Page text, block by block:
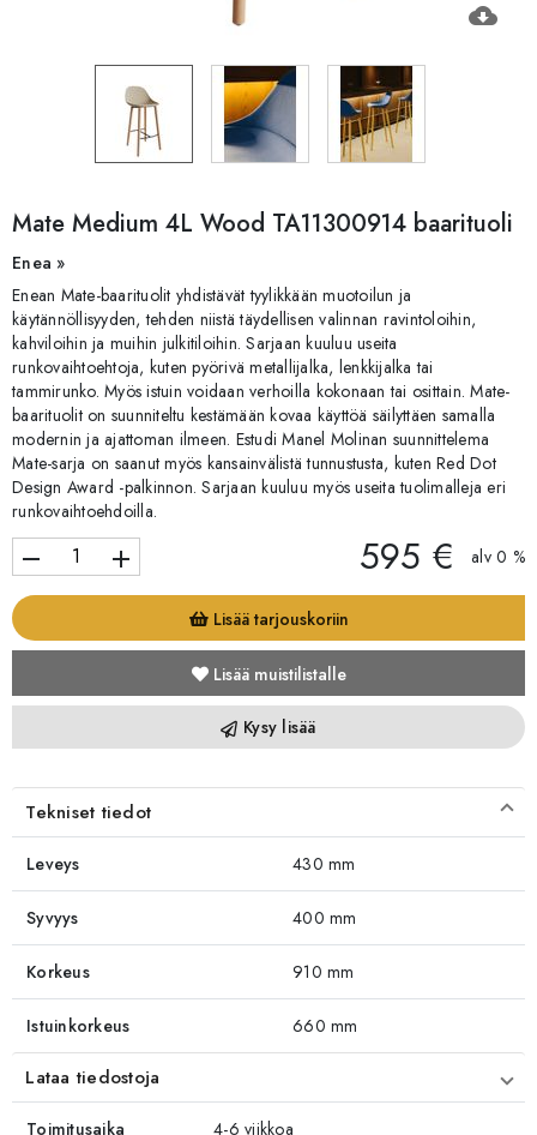
cloud_download
Mate Medium 4L Wood TA11300914 baarituoli
Enea »
Enean Mate-baarituolit yhdistävät tyylikkään muotoilun ja
käytännöllisyyden, tehden niistä täydellisen valinnan ravintoloihin,
kahviloihin ja muihin julkitiloihin. Sarjaan kuuluu useita
runkovaihtoehtoja, kuten pyörivä metallijalka, lenkkijalka tai
tammirunko. Myös istuin voidaan verhoilla kokonaan tai osittain. Mate-
baarituolit on suunniteltu kestämään kovaa käyttöä säilyttäen samalla
modernin ja ajattoman ilmeen. Estudi Manel Molinan suunnittelema
Mate-sarja on saanut myös kansainvälistä tunnustusta, kuten Red Dot
Design Award -palkinnon. Sarjaan kuuluu myös useita tuolimalleja eri
runkovaihtoehdoilla.
remove add 595 € alv 0 %
Lisää tarjouskoriin
Lisää muistilistalle
Kysy lisää
Tekniset tiedot
Leveys 430 mm
Syvyys 400 mm
Korkeus 910 mm
Istuinkorkeus 660 mm
Lataa tiedostoja
Toimitusaika 4-6 viikkoa